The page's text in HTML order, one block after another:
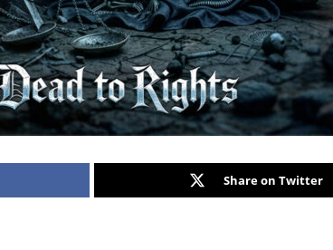
Share on Twitter